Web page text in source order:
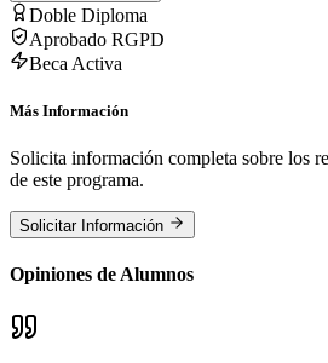
Doble Diploma
Aprobado RGPD
Beca Activa
Más Información
Solicita información completa sobre los
de este programa.
Solicitar Información
Opiniones de Alumnos